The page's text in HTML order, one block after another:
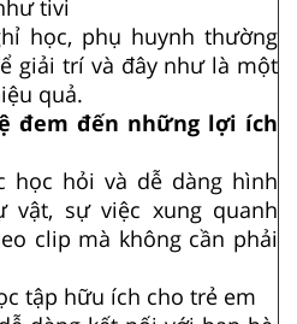
tivi
học, phụ huynh thường
giải trí và đây như là một
quả.
đem đến những lợi ích
học hỏi và dễ dàng hình
vật, sự việc xung quanh
clip mà không cần phải
tập hữu ích cho trẻ em